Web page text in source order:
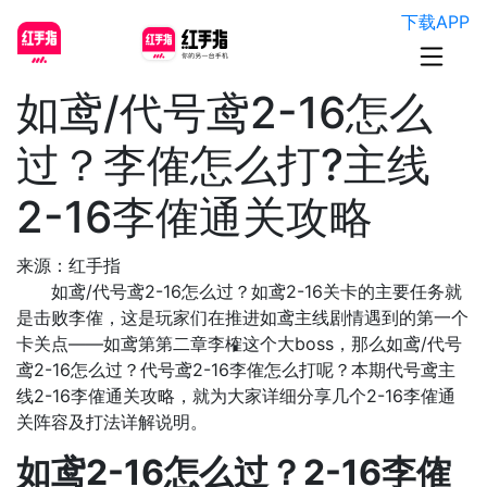
下载APP
如鸢/代号鸢2-16怎么
过？李傕怎么打?主线
2-16李傕通关攻略
来源：红手指
如鸢/代号鸢2-16怎么过？如鸢2-16关卡的主要任务就
是击败李傕，这是玩家们在推进如鸢主线剧情遇到的第一个
卡关点——如鸢第第二章李榷这个大boss，那么如鸢/代号
鸢2-16怎么过？代号鸢2-16李傕怎么打呢？本期代号鸢主
线2-16李傕通关攻略，就为大家详细分享几个2-16李傕通
关阵容及打法详解说明。
如鸢2-16怎么过？2-16李傕